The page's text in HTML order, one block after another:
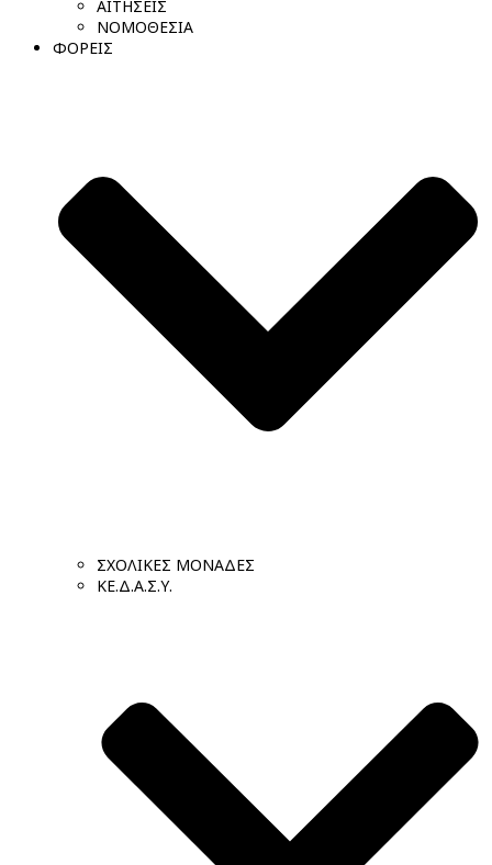
ΑΙΤΗΣΕΙΣ
ΝΟΜΟΘΕΣΙΑ
ΦΟΡΕΙΣ
ΣΧΟΛΙΚΕΣ ΜΟΝΑΔΕΣ
ΚΕ.Δ.Α.Σ.Υ.